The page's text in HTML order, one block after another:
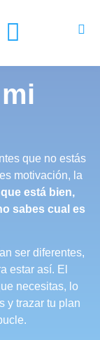
que no estás
motivación, la
está bien,
sabes cual es
ser diferentes,
estar así. El
necesitas, lo
y trazar tu plan